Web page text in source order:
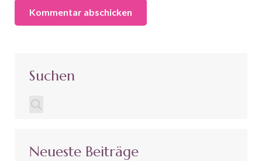
Suchen
Neueste Beiträge